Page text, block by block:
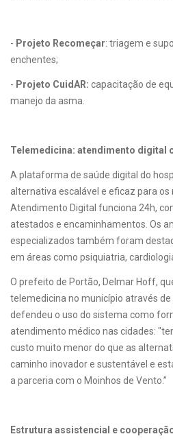
- Projeto Recomeçar: triagem e
enchentes;
- Projeto CuidAR: capacitação de
manejo da asma.
Telemedicina: atendimento digital
A plataforma de saúde digital do
alternativa escalável e eficaz para os
Atendimento Digital funciona 24h,
atestados e encaminhamentos. Os
especializados também foram
em áreas como psiquiatria,
O prefeito de Portão, Delmar Hoff,
telemedicina no município através
defendeu o uso do sistema como
atendimento médico nas cidades:
custo muito menor do que as
caminho inovador e sustentável e
a parceria com o Moinhos de Vento.”
Estrutura assistencial e